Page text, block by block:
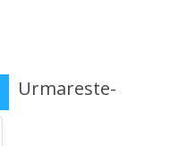
Urmareste-